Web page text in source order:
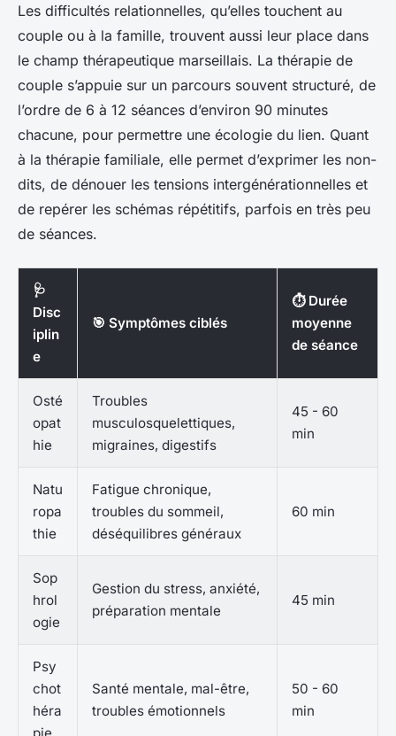
Les difficultés relationnelles, qu’elles touchent au
couple ou à la famille, trouvent aussi leur place dans
le champ thérapeutique marseillais. La thérapie de
couple s’appuie sur un parcours souvent structuré, de
l’ordre de 6 à 12 séances d’environ 90 minutes
chacune, pour permettre une écologie du lien. Quant
à la thérapie familiale, elle permet d’exprimer les non-
dits, de dénouer les tensions intergénérationnelles et
de repérer les schémas répétitifs, parfois en très peu
de séances.
🩺
Disc
iplin
e
🎯 Symptômes ciblés
⏱️ Durée
moyenne
de séance
Osté
opat
hie
Troubles
musculosquelettiques,
migraines, digestifs
45 - 60
min
Natu
ropa
thie
Fatigue chronique,
troubles du sommeil,
déséquilibres généraux
60 min
Sop
hrol
ogie
Gestion du stress, anxiété,
préparation mentale
45 min
Psy
chot
héra
Santé mentale, mal-être,
troubles émotionnels
50 - 60
min